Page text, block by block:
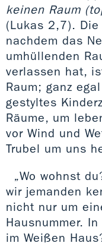
keinen Raum
(Lukas 2,7).
nachdem das
umhüllenden
verlassen hat,
Raum; ganz
gestyltes
Räume, um
vor Wind und
Trubel um uns
„Wo wohnst
wir jemanden
nicht nur um
Hausnummer.
im Weißen